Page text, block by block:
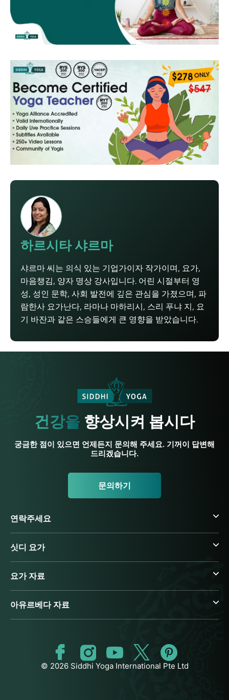
하르시타 샤르마
샤르마 씨는 의식 있는 기업가이자 작가이며, 요가,
마음챙김, 양자 명상 강사입니다. 어린 시절부터 영
성, 성인 문학, 사회 발전에 깊은 관심을 가졌으며, 파
람한사 요가난다, 라마나 마하리시, 스리 푸냐 지, 요
기 바잔과 같은 스승들에게 큰 영향을 받았습니다.
건강을 향상시켜 봅시다
궁금한 점이 있으면 언제든지 문의해 주세요. 기꺼이 답변해
드리겠습니다.
문의하기
연락주세요
싯디 요가
요가 자료
아유르베다 자료
© 2026 Siddhi Yoga International Pte Ltd